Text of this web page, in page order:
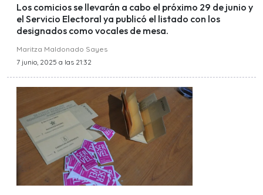
Los comicios se llevarán a cabo el próximo 29 de junio y
el Servicio Electoral ya publicó el listado con los
designados como vocales de mesa.
Maritza Maldonado Sayes
7 junio, 2025 a las 21:32